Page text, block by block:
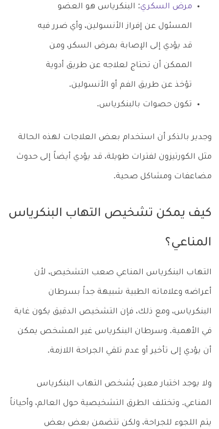
مرض السكري: البنكرياس هو العضو
المسئول عن إفراز الأنسولين، وأي ضرر فيه
قد يؤدي إلى الإصابة بمرض السكر، ومن
الممكن أن تحتاج لعلاجه عن طريق أدوية
تؤخذ عن طريق الفم أو الأنسولين.
تكون حصوات بالبنكرياس.
وجدير بالذكر أن استخدام بعض العلاجات لهذه الحالة
مثل الكورتيزون لفترات طويلة، قد يؤدي أيضاً إلى حدوث
مضاعفات ومشاكل صحية.
كيف يمكن تشخيص التهاب البنكرياس
المناعي؟
التهاب البنكرياس المناعي صعب التشخيص، لأن
أعراضه وعلاماته الطبية شبيهة جداً بسرطان
البنكرياس، ومع ذلك، فإن التشخيص الدقيق يكون غاية
في الأهمية. وسرطان البنكرياس غير المشخص يمكن
أن يؤدي إلى تأخير أو عدم تلقي الجراحة اللازمة.
ولا يوجد اختبار معين يُشخص التهاب البنكرياس
المناعي. وتختلف الطرق التشخيصية حول العالم، وأحياناً
يتم اللجوء للجراحة، ولكن تتضمن بعض بعض